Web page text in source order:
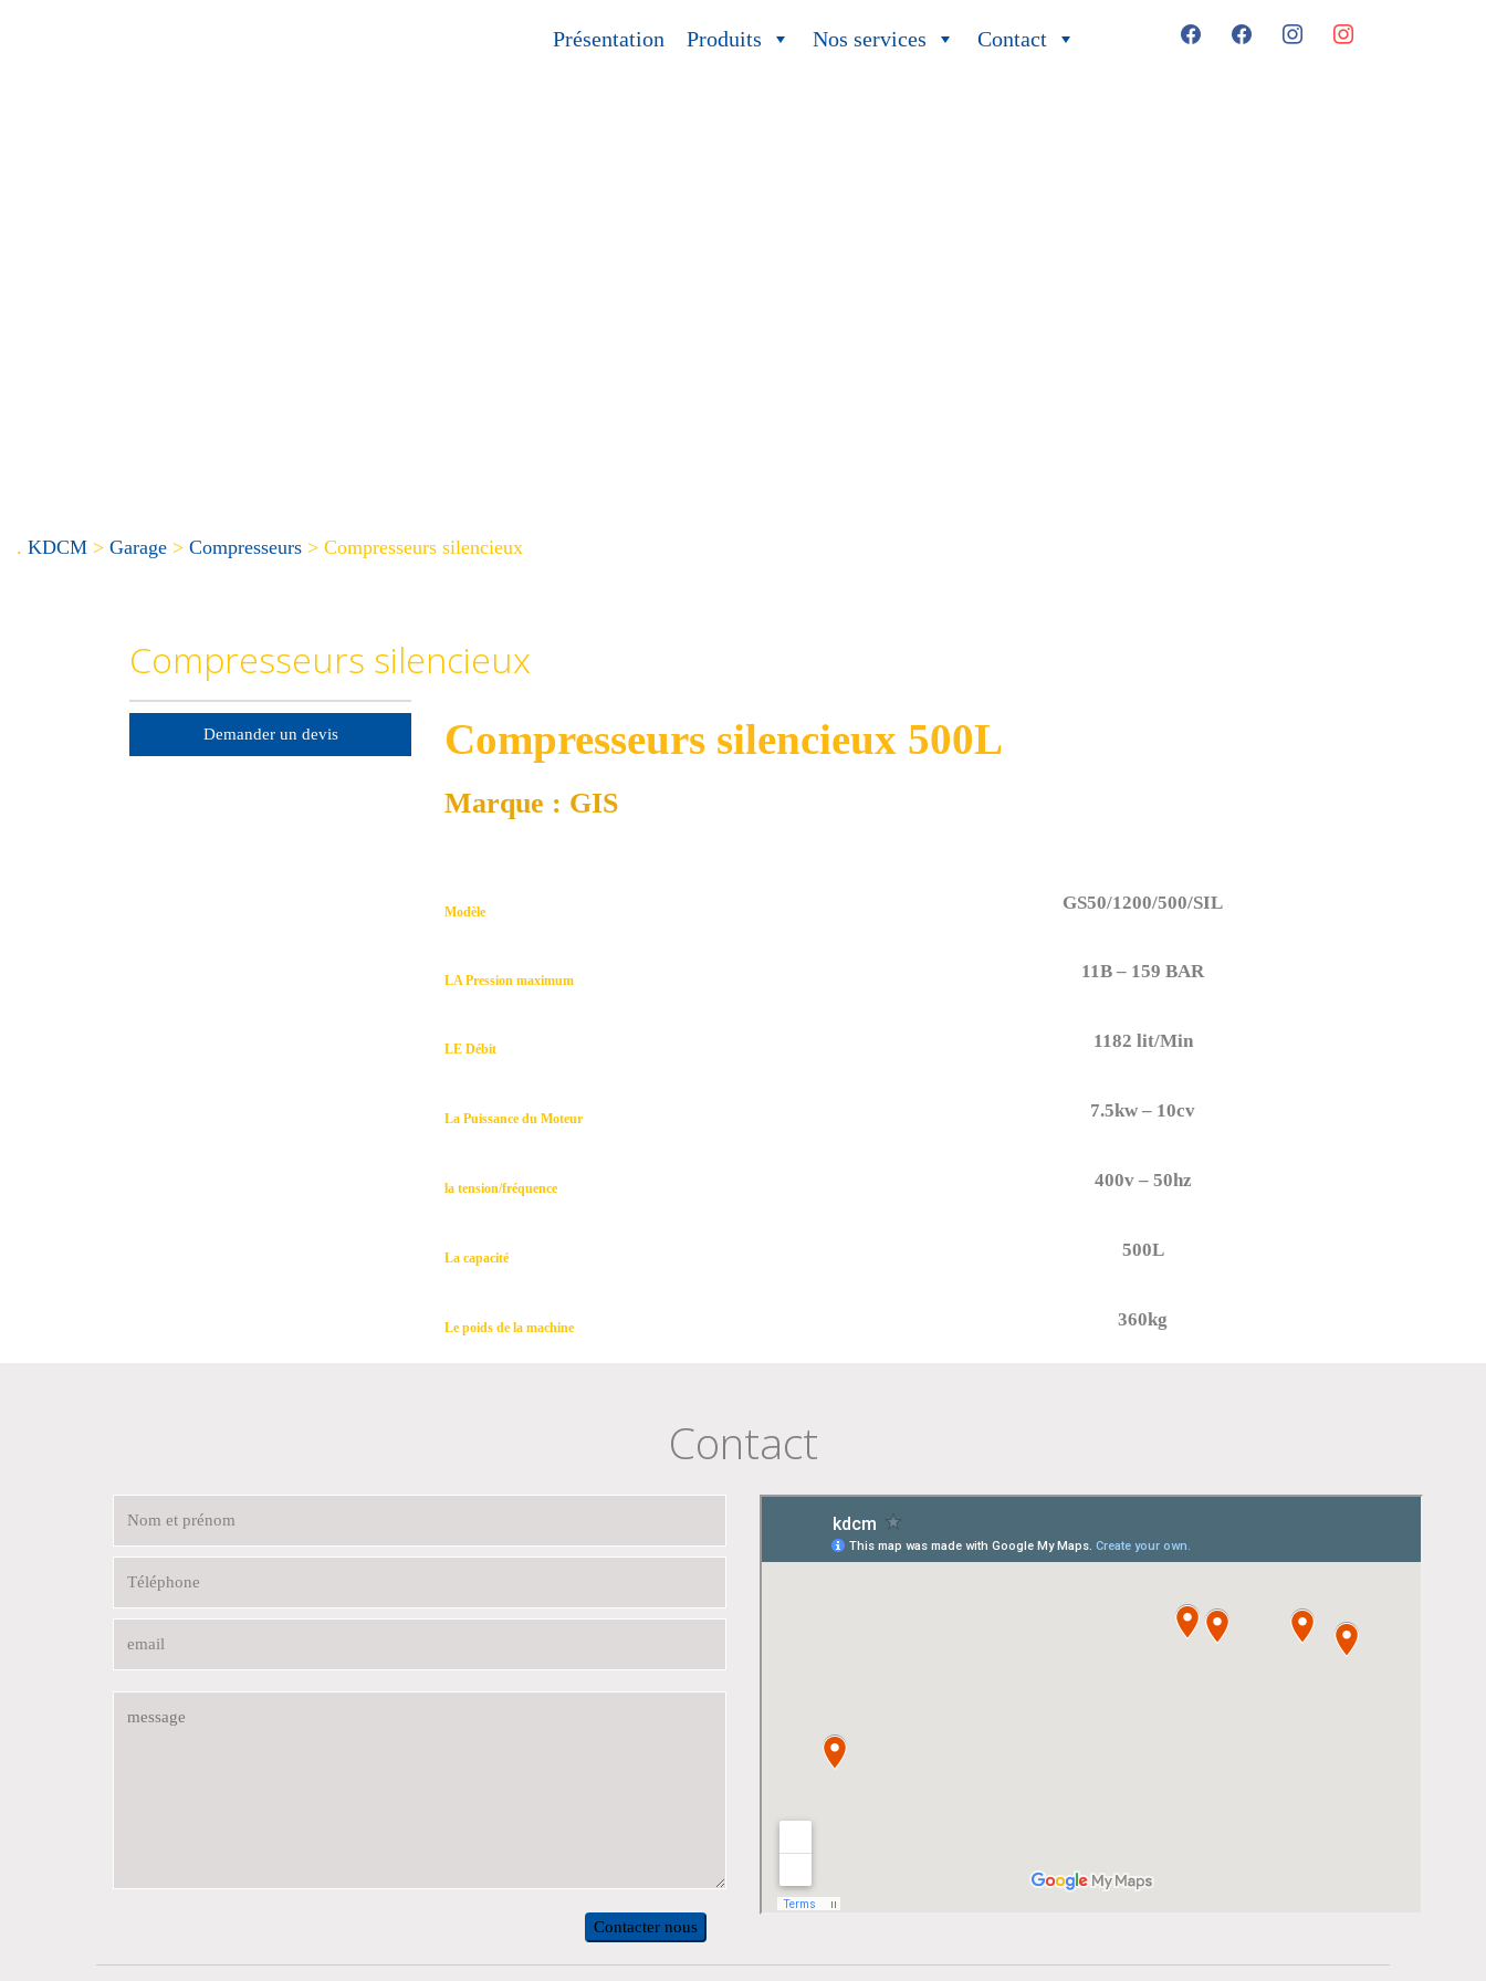
Présentation Produits Nos services Contact facebookfacebookinstagraminstagram
. KDCM > Garage > Compresseurs > Compresseurs silencieux
Compresseurs silencieux
Demander un devis Compresseurs silencieux 500L
Marque : GIS
Modèle GS50/1200/500/SIL
LA Pression maximum 11B – 159 BAR
LE Débit 1182 lit/Min
La Puissance du Moteur 7.5kw – 10cv
la tension/fréquence 400v – 50hz
La capacité 500L
Le poids de la machine 360kg
Contact